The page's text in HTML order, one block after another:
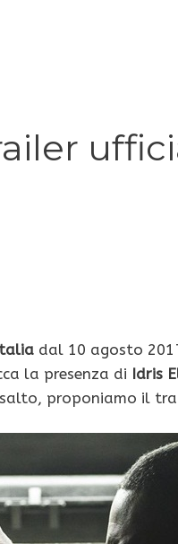
dal 10 agosto
la presenza di Idris
proponiamo il